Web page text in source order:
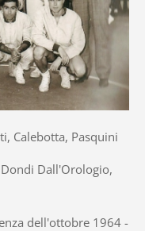
Calebotta, Pasquini
Dall'Orologio,
dell'ottobre 1964 -